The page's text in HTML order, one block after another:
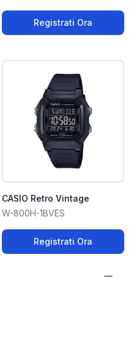
Registrati Ora
CASIO Retro Vintage
W-800H-1BVES
Registrati Ora